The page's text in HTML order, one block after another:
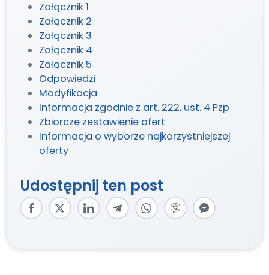
Załącznik 1
Załącznik 2
Załącznik 3
Załącznik 4
Załącznik 5
Odpowiedzi
Modyfikacja
Informacja zgodnie z art. 222, ust. 4 Pzp
Zbiorcze zestawienie ofert
Informacja o wyborze najkorzystniejszej
oferty
Udostępnij ten post